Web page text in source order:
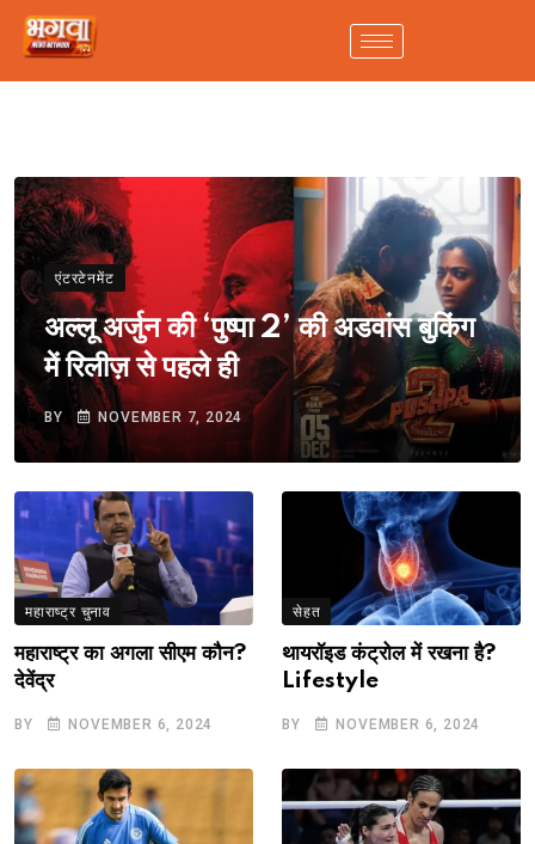
एंटरटेनमेंट
अल्लू अर्जुन की ‘पुष्पा 2’ की अडवांस बुकिंग
में रिलीज़ से पहले ही
BY NOVEMBER 7, 2024
महाराष्ट्र चुनाव
महाराष्ट्र का अगला सीएम कौन?
देवेंद्र
BY NOVEMBER 6, 2024
सेहत
थायरॉइड कंट्रोल में रखना है?
Lifestyle
BY NOVEMBER 6, 2024